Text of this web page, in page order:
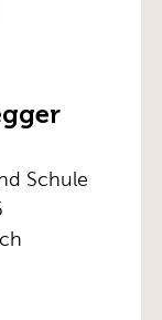
Schule